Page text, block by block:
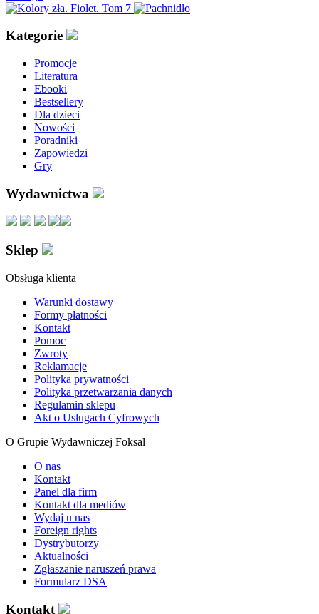
Kategorie
Promocje
Literatura
Ebooki
Bestsellery
Dla dzieci
Nowości
Poradniki
Zapowiedzi
Gry
Wydawnictwa
Sklep
Obsługa klienta
Warunki dostawy
Formy płatności
Kontakt
Pomoc
Zwroty
Reklamacje
Polityka prywatności
Polityka przetwarzania danych
Regulamin sklepu
Akt o Usługach Cyfrowych
O Grupie Wydawniczej Foksal
O nas
Kontakt
Panel dla firm
Kontakt dla mediów
Wydaj u nas
Foreign rights
Dystrybutorzy
Aktualności
Zgłaszanie naruszeń prawa
Formularz DSA
Kontakt